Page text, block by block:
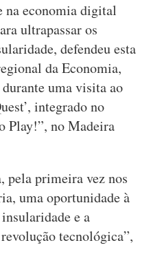
na economia digital
ultrapassar os
defendeu esta
da Economia,
uma visita ao
integrado no
Play!”, no Madeira
pela primeira vez nos
uma oportunidade à
e a
tecnológica”,